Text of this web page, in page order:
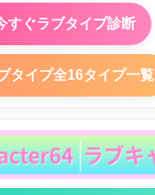
すぐラブタイプ診断
タイプ全16タイプ一覧